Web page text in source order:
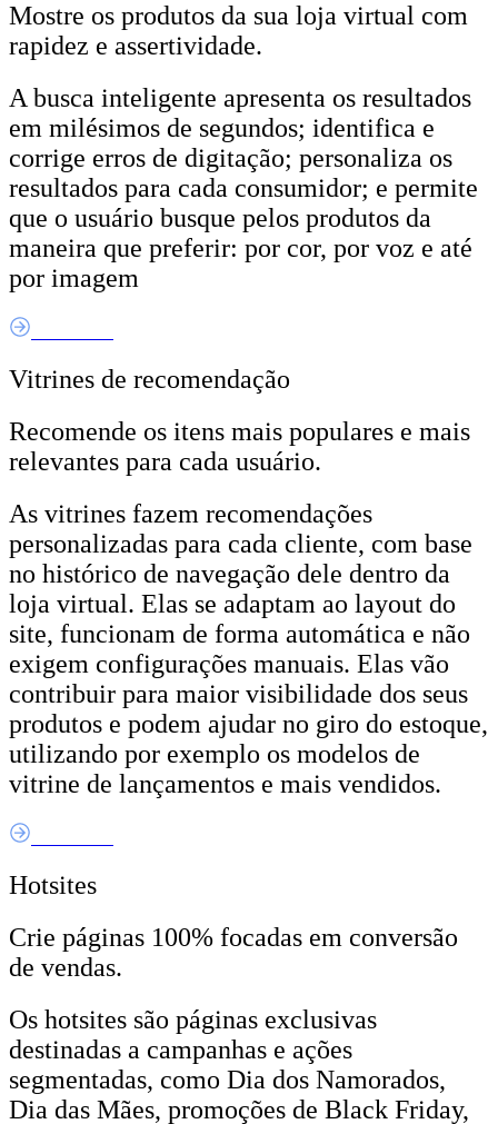
Mostre os produtos da sua loja virtual com
rapidez e assertividade.
A busca inteligente apresenta os resultados
em milésimos de segundos; identifica e
corrige erros de digitação; personaliza os
resultados para cada consumidor; e permite
que o usuário busque pelos produtos da
maneira que preferir: por cor, por voz e até
por imagem
Vitrines de recomendação
Recomende os itens mais populares e mais
relevantes para cada usuário.
As vitrines fazem recomendações
personalizadas para cada cliente, com base
no histórico de navegação dele dentro da
loja virtual. Elas se adaptam ao layout do
site, funcionam de forma automática e não
exigem configurações manuais. Elas vão
contribuir para maior visibilidade dos seus
produtos e podem ajudar no giro do estoque,
utilizando por exemplo os modelos de
vitrine de lançamentos e mais vendidos.
Hotsites
Crie páginas 100% focadas em conversão
de vendas.
Os hotsites são páginas exclusivas
destinadas a campanhas e ações
segmentadas, como Dia dos Namorados,
Dia das Mães, promoções de Black Friday,